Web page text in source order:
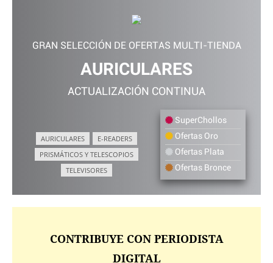
GRAN SELECCIÓN DE OFERTAS MULTI-TIENDA
AURICULARES
ACTUALIZACIÓN CONTINUA
AURICULARES
E-READERS
PRISMÁTICOS Y TELESCOPIOS
TELEVISORES
SuperChollos
Ofertas Oro
Ofertas Plata
Ofertas Bronce
CONTRIBUYE CON PERIODISTA
DIGITAL